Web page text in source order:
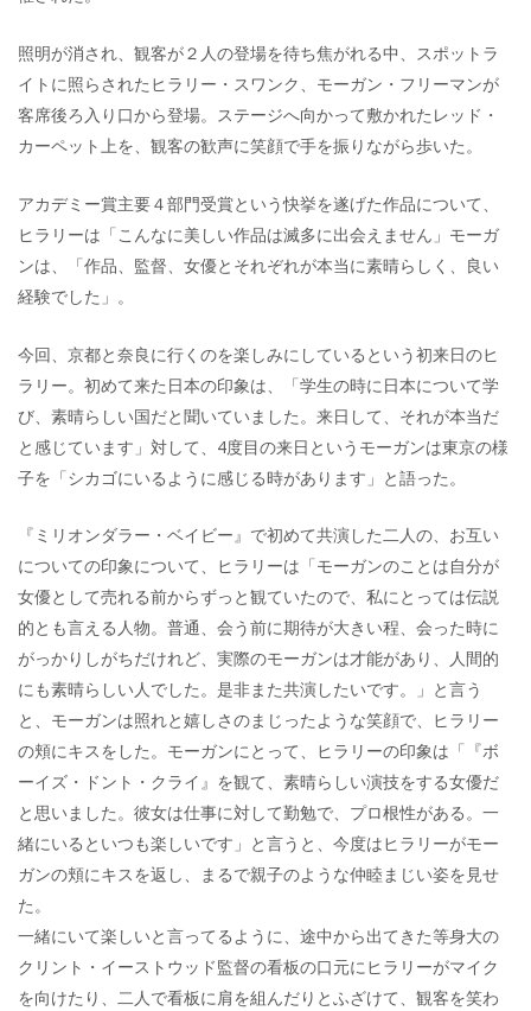
照明が消され、観客が２人の登場を待ち焦がれる中、スポットラ
イトに照らされたヒラリー・スワンク、モーガン・フリーマンが
客席後ろ入り口から登場。ステージへ向かって敷かれたレッド・
カーペット上を、観客の歓声に笑顔で手を振りながら歩いた。
アカデミー賞主要４部門受賞という快挙を遂げた作品について、
ヒラリーは「こんなに美しい作品は滅多に出会えません」モーガ
ンは、「作品、監督、女優とそれぞれが本当に素晴らしく、良い
経験でした」。
今回、京都と奈良に行くのを楽しみにしているという初来日のヒ
ラリー。初めて来た日本の印象は、「学生の時に日本について学
び、素晴らしい国だと聞いていました。来日して、それが本当だ
と感じています」対して、4度目の来日というモーガンは東京の様
子を「シカゴにいるように感じる時があります」と語った。
『ミリオンダラー・ベイビー』で初めて共演した二人の、お互い
についての印象について、ヒラリーは「モーガンのことは自分が
女優として売れる前からずっと観ていたので、私にとっては伝説
的とも言える人物。普通、会う前に期待が大きい程、会った時に
がっかりしがちだけれど、実際のモーガンは才能があり、人間的
にも素晴らしい人でした。是非また共演したいです。」と言う
と、モーガンは照れと嬉しさのまじったような笑顔で、ヒラリー
の頬にキスをした。モーガンにとって、ヒラリーの印象は「『ボ
ーイズ・ドント・クライ』を観て、素晴らしい演技をする女優だ
と思いました。彼女は仕事に対して勤勉で、プロ根性がある。一
緒にいるといつも楽しいです」と言うと、今度はヒラリーがモー
ガンの頬にキスを返し、まるで親子のような仲睦まじい姿を見せ
た。
一緒にいて楽しいと言ってるように、途中から出てきた等身大の
クリント・イーストウッド監督の看板の口元にヒラリーがマイク
を向けたり、二人で看板に肩を組んだりとふざけて、観客を笑わ